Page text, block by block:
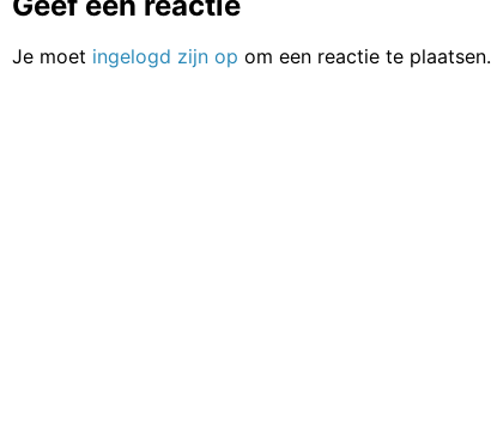
Je moet ingelogd zijn op om een reactie te plaatsen.